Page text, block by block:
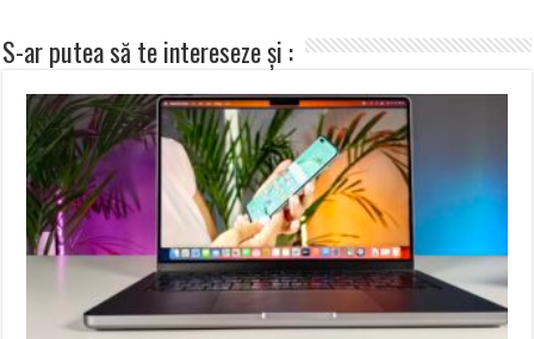
S-ar putea să te intereseze și :